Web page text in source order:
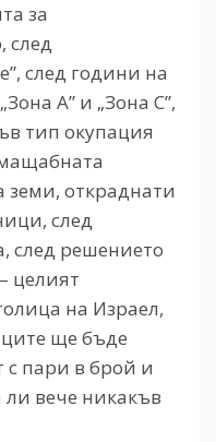
за
след
след години на
А” и „Зона C”,
тип окупация
земи, откраднати
след
след решението
целият
на Израел,
ще бъде
с пари в брой и
вече никакъв